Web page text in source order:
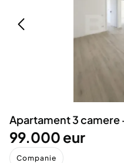
Servicii
Animale de companie
Afaceri și
Utilaje agricole si
Piese auto si accesorii
Apartament 3 camere
99.000 eur
Companie